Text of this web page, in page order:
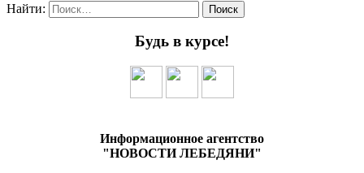
Найти:
Будь в курсе!
Информационное агентство
"НОВОСТИ ЛЕБЕДЯНИ"